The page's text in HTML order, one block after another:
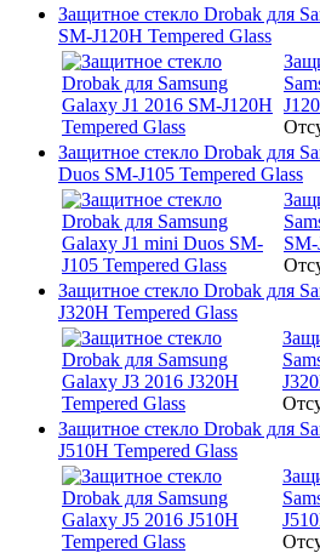
Защитное стекло Drobak для
SM-J120H Tempered Glass
Защитное стекло Drobak для
Duos SM-J105 Tempered Glass
SM-
Защитное стекло Drobak для
J320H Tempered Glass
Защитное стекло Drobak для
J510H Tempered Glass